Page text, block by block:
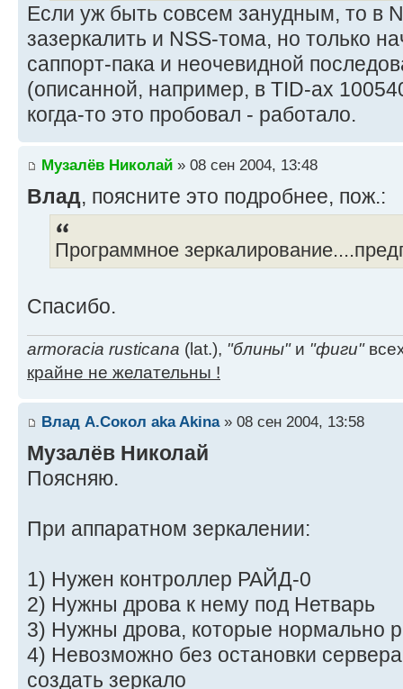
Если уж быть совсем занудным, то в
зазеркалить и NSS-тома, но только
саппорт-пака и неочевидной
(описанной, например, в TID-ах
когда-то это пробовал - работало.
Музалёв Николай » 08 сен 2004, 13:48
Влад, поясните это подробнее, пож.:
Программное
Спасибо.
armoracia rusticana (lat.), "блины"и "фиги"
крайне не желательны !
Влад А.Сокол aka Akina» 08 сен 2004, 13:58
Музалёв Николай
Поясняю.
При аппаратном зеркалении:
1) Нужен контроллер РАЙД-0
2) Нужны дрова к нему под Нетварь
3) Нужны дрова, которые нормально
4) Невозможно без остановки
создать зеркало